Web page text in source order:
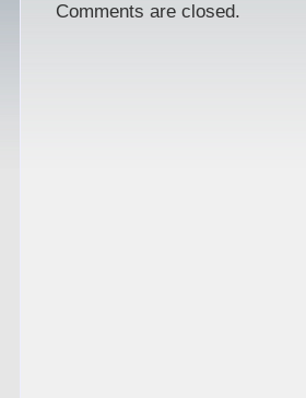
Comments are closed.